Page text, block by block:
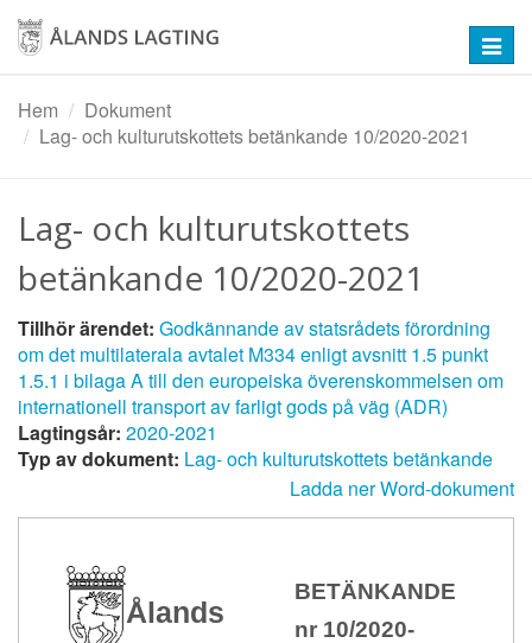
Hoppa
huvudinnehåll
Hem
Dokument
Lag- och kulturutskottets betänkande 10/2020-2021
Lag- och kulturutskottets
betänkande 10/2020-2021
Tillhör ärendet: Godkännande av statsrådets förordning
om det multilaterala avtalet M334 enligt avsnitt 1.5 punkt
1.5.1 i bilaga A till den europeiska överenskommelsen om
internationell transport av farligt gods på väg (ADR)
Lagtingsår: 2020-2021
Typ av dokument: Lag- och kulturutskottets betänkande
Ladda ner Word-dokument
Ålands
BETÄNKANDE
nr 10/2020-